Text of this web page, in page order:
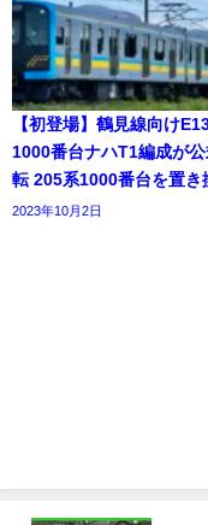
【初登場】鶴見線向け
1000番台ナハT1編成が
転 205系1000番台を置き
2023年10月2日